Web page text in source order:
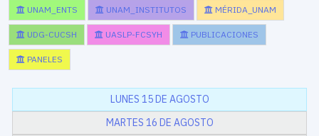
UNAM_ENTS UNAM_INSTITUTOS MÉRIDA_UNAM
UDG-CUCSH UASLP-FCSYH PUBLICACIONES
PANELES
LUNES 15 DE AGOSTO
MARTES 16 DE AGOSTO